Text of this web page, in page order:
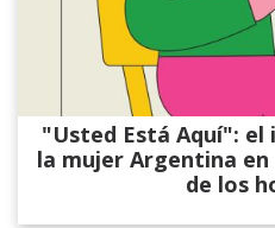
"Usted Está Aquí":
la mujer Argentina en
de los